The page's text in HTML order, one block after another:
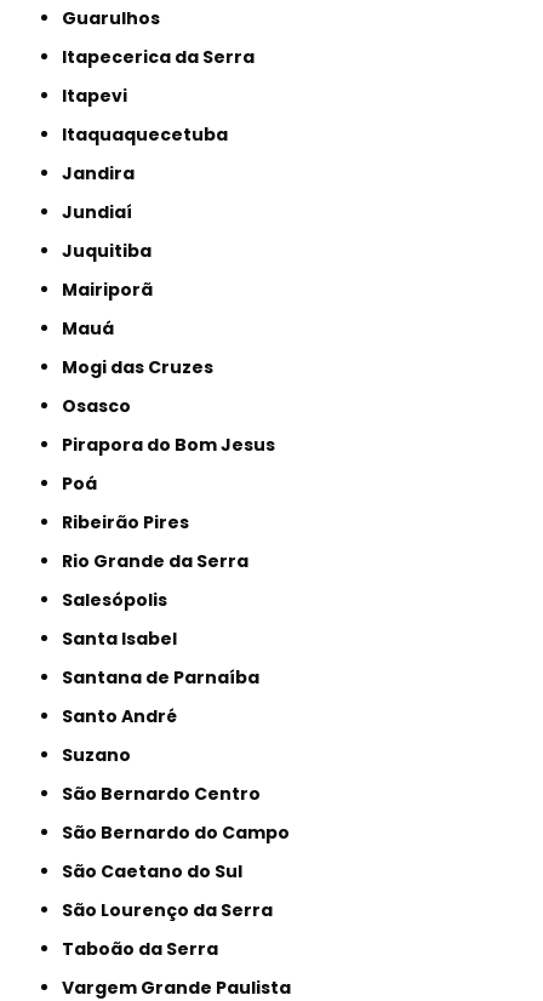
Guarulhos
Itapecerica da Serra
Itapevi
Itaquaquecetuba
Jandira
Jundiaí
Juquitiba
Mairiporã
Mauá
Mogi das Cruzes
Osasco
Pirapora do Bom Jesus
Poá
Ribeirão Pires
Rio Grande da Serra
Salesópolis
Santa Isabel
Santana de Parnaíba
Santo André
Suzano
São Bernardo Centro
São Bernardo do Campo
São Caetano do Sul
São Lourenço da Serra
Taboão da Serra
Vargem Grande Paulista